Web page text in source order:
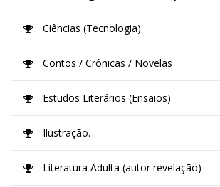
Ciências (Tecnologia)
Contos / Crônicas / Novelas
Estudos Literários (Ensaios)
Ilustração.
Literatura Adulta (autor revelação)